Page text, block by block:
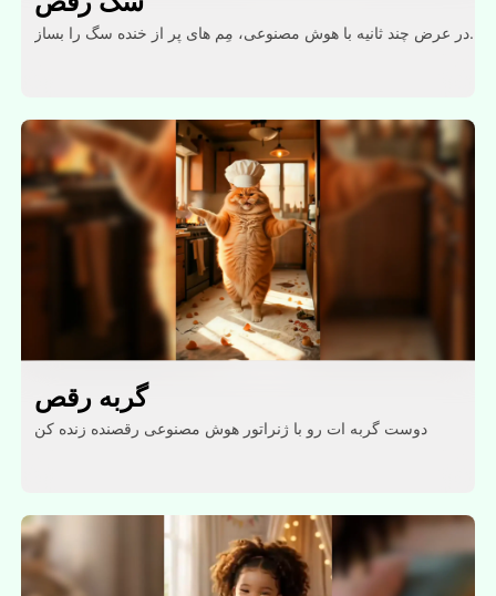
در عرض چند ثانیه با هوش مصنوعی، مِم های پر از خنده سگ را بساز.
گربه رقص
دوست گربه ات رو با ژنراتور هوش مصنوعی رقصنده زنده کن